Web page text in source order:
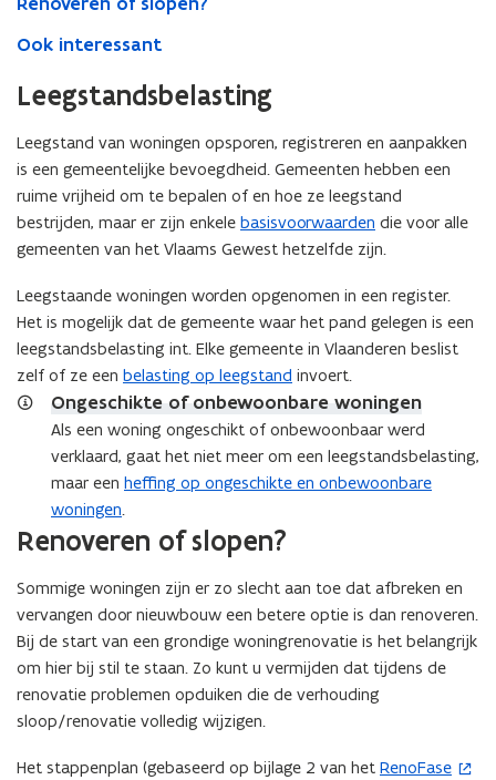
Ook interessant
Leegstandsbelasting
Leegstand van woningen opsporen, registreren en aanpakken
is een gemeentelijke bevoegdheid. Gemeenten hebben een
ruime vrijheid om te bepalen of en hoe ze leegstand
bestrijden, maar er zijn enkele basisvoorwaarden die voor alle
gemeenten van het Vlaams Gewest hetzelfde zijn.
Leegstaande woningen worden opgenomen in een register.
Het is mogelijk dat de gemeente waar het pand gelegen is een
leegstandsbelasting int. Elke gemeente in Vlaanderen beslist
zelf of ze een belasting op leegstand invoert.
Ongeschikte of onbewoonbare woningen
Als een woning ongeschikt of onbewoonbaar werd
verklaard, gaat het niet meer om een leegstandsbelasting,
maar een heffing op ongeschikte en onbewoonbare
woningen.
Renoveren of slopen?
Sommige woningen zijn er zo slecht aan toe dat afbreken en
vervangen door nieuwbouw een betere optie is dan renoveren.
Bij de start van een grondige woningrenovatie is het belangrijk
om hier bij stil te staan. Zo kunt u vermijden dat tijdens de
renovatie problemen opduiken die de verhouding
sloop/renovatie volledig wijzigen.
Het stappenplan (gebaseerd op bijlage 2 van het RenoFase
(